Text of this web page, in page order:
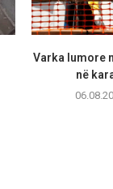
Varka lumore
në